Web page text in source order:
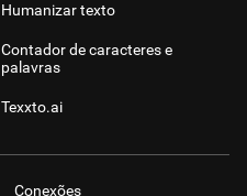
Humanizar texto
Contador de caracteres e
palavras
Texxto.ai
Conexões